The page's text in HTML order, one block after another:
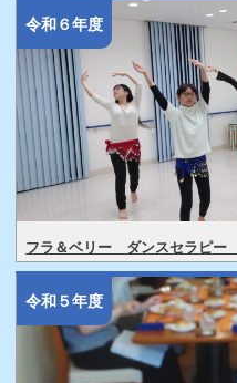
令和６年度
フラ＆ベリー ダンスセラピー
令和５年度